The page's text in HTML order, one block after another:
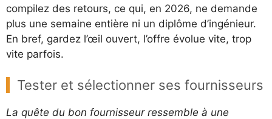
compilez des retours, ce qui, en 2026, ne demande
plus une semaine entière ni un diplôme d’ingénieur.
En bref, gardez l’œil ouvert, l’offre évolue vite, trop
vite parfois.
Tester et sélectionner ses fournisseurs
La quête du bon fournisseur ressemble à une